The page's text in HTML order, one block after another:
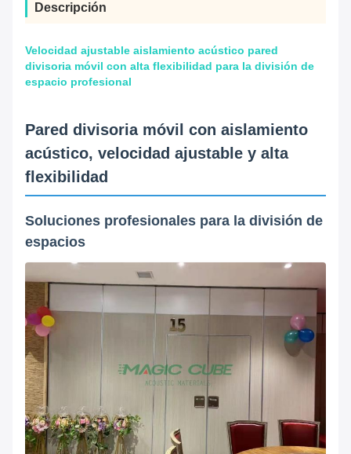
Descripción
Velocidad ajustable aislamiento acústico pared
divisoria móvil con alta flexibilidad para la división de
espacio profesional
Pared divisoria móvil con aislamiento
acústico, velocidad ajustable y alta
flexibilidad
Soluciones profesionales para la división de
espacios